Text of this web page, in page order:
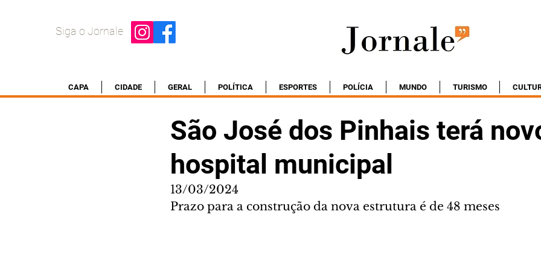
Siga o Jornale
CAPA CIDADE GERAL POLÍTICA ESPORTES POLÍCIA MUNDO TURISMO
São José dos Pinhais terá
hospital municipal
13/03/2024
Prazo para a construção da nova estrutura é de 48 meses